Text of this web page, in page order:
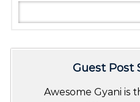
Guest Post
Awesome Gyani is